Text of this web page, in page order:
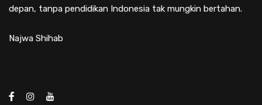
depan, tanpa pendidikan Indonesia tak mungkin bertahan.
Najwa Shihab